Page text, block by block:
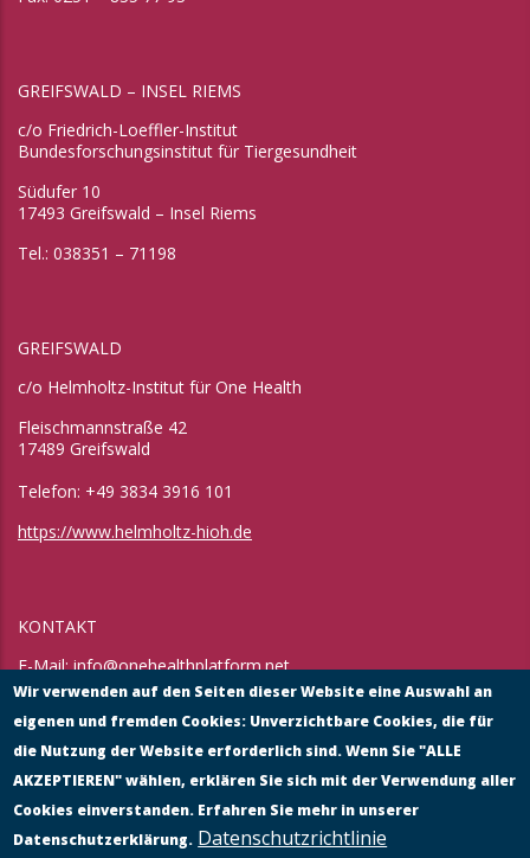
GREIFSWALD – INSEL RIEMS
c/o Friedrich-Loeffler-Institut
Bundesforschungsinstitut für Tiergesundheit
Südufer 10
17493 Greifswald – Insel Riems
Tel.: 038351 – 71198
GREIFSWALD
c/o Helmholtz-Institut für One Health
Fleischmannstraße 42
17489 Greifswald
Telefon: +49 3834 3916 101
https://www.helmholtz-hioh.de
KONTAKT
E-Mail:info@onehealthplatform.net
Website: in Kürze
Wir verwenden auf den Seiten dieser Website eine Auswahl an
eigenen und fremden Cookies: Unverzichtbare Cookies, die für
die Nutzung der Website erforderlich sind. Wenn Sie "ALLE
AKZEPTIEREN" wählen, erklären Sie sich mit der Verwendung aller
Cookies einverstanden. Erfahren Sie mehr in unserer
Datenschutzerklärung. Datenschutzrichtlinie